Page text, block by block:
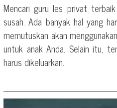
Mencari guru les privat
susah. Ada banyak hal yang
memutuskan akan
untuk anak Anda. Selain itu,
harus dikeluarkan.